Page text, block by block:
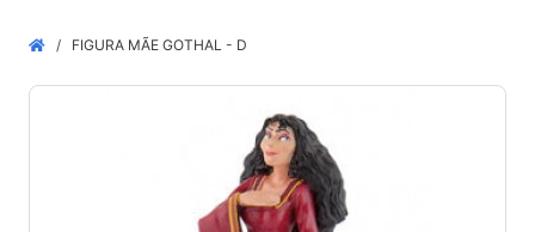
FIGURA MÃE GOTHAL - D